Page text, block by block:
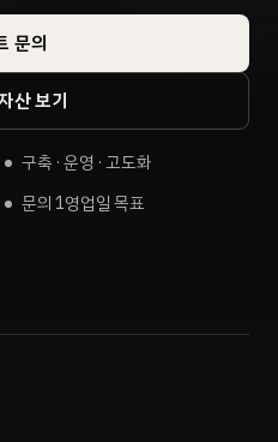
문의
산 보기
구축 · 운영 · 고도화
문의 1영업일 목표